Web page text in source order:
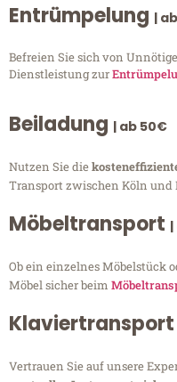
Entrümpelung |
Befreien Sie sich von
Dienstleistung zur
Beiladung | ab 50€
Nutzen Sie die
Transport zwischen Köln und
Möbeltransport
Ob ein einzelnes Möbelstück
Möbel sicher beim
Klaviertransport
Vertrauen Sie auf unsere